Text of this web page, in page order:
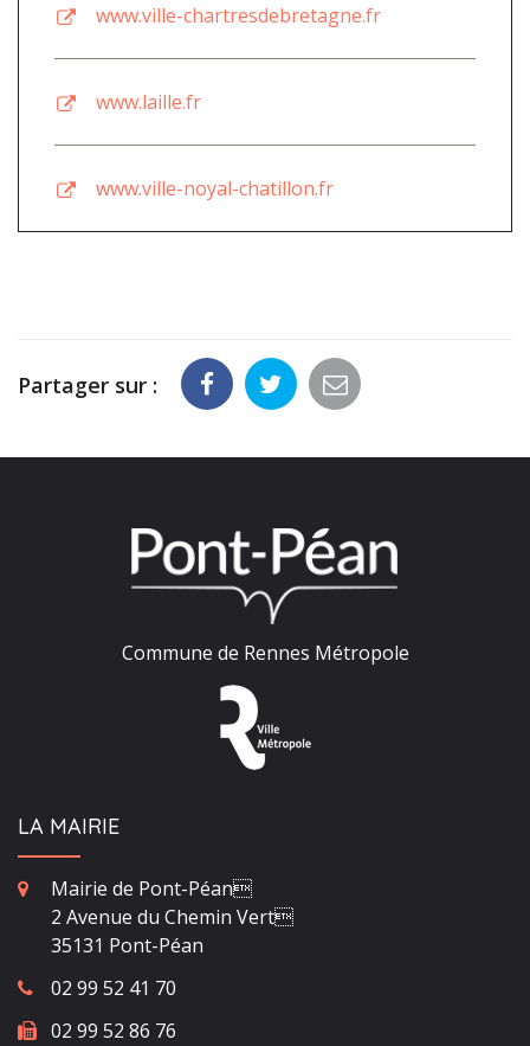
www.ville-chartresdebretagne.fr
www.laille.fr
www.ville-noyal-chatillon.fr
Partager sur :
Commune de Rennes Métropole
LA MAIRIE
Mairie de Pont-Péan
2 Avenue du Chemin Vert
35131 Pont-Péan
02 99 52 41 70
02 99 52 86 76